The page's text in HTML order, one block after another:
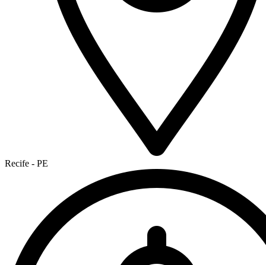
Recife - PE